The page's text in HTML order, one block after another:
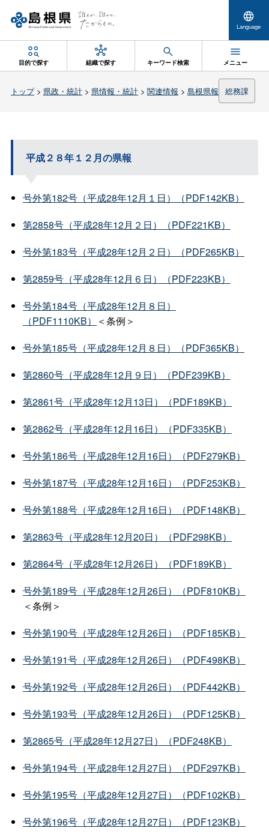
Language
目的で探す 組織で探す キーワード検索 メニュー
トップ> 県政・統計> 県情報・統計> 関連情報 > 島根県報 総務課
平成２８年１２月の県報
号外第182号（平成28年12月１日）（PDF142KB）
第2858号（平成28年12月２日）（PDF221KB）
号外第183号（平成28年12月２日）（PDF265KB）
第2859号（平成28年12月６日）（PDF223KB）
号外第184号（平成28年12月８日）
（PDF1110KB）
＜条例＞
号外第185号（平成28年12月８日）（PDF365KB）
第2860号（平成28年12月９日）（PDF239KB）
第2861号（平成28年12月13日）（PDF189KB）
第2862号（平成28年12月16日）（PDF335KB）
号外第186号（平成28年12月16日）（PDF279KB）
号外第187号（平成28年12月16日）（PDF253KB）
号外第188号（平成28年12月16日）（PDF148KB）
第2863号（平成28年12月20日）（PDF298KB）
第2864号（平成28年12月26日）（PDF189KB）
号外第189号（平成28年12月26日）（PDF810KB）
＜条例＞
号外第190号（平成28年12月26日）（PDF185KB）
号外第191号（平成28年12月26日）（PDF498KB）
号外第192号（平成28年12月26日）（PDF442KB）
号外第193号（平成28年12月26日）（PDF125KB）
第2865号（平成28年12月27日）（PDF248KB）
号外第194号（平成28年12月27日）（PDF297KB）
号外第195号（平成28年12月27日）（PDF102KB）
号外第196号（平成28年12月27日）（PDF123KB）